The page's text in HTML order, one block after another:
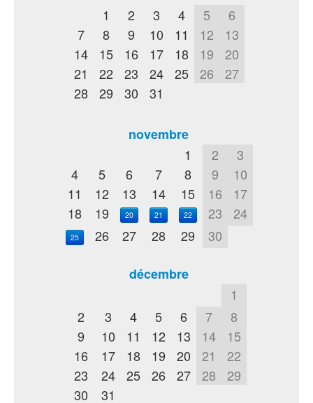
1
2 3 4 5
6
7
8 9 10 11 12
13
14
15 16 17 18 19
20
21
22 23 24 25 26
27
28
29 30 31
novembre
1
2
3
4
5 6 7 8 9
10
11
12 13 14 15 16
17
18
19 20 21 22 23 24
25 26 27 28 29 30
décembre
1
2
3 4 5 6 7
8
9
10 11 12 13 14
15
16
17 18 19 20 21
22
23
24 25 26 27 28
29
30
31